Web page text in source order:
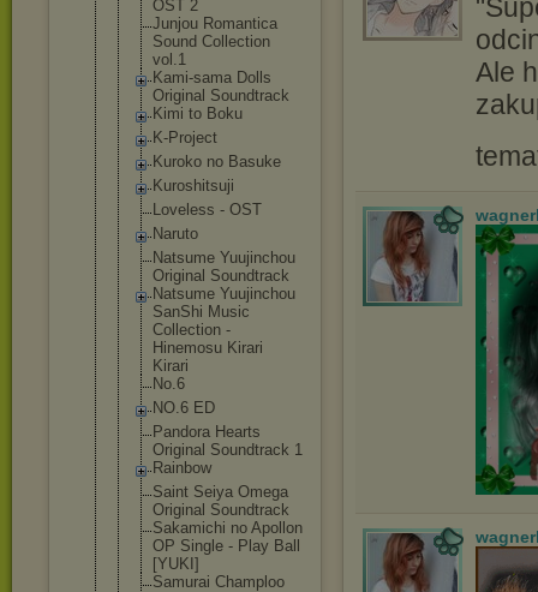
OST 2
Junjou Romantica
Sound Collection
vol.1
Kami-sama Dolls
Original Soundtrack
Kimi to Boku
K-Project
Kuroko no Basuke
Kuroshitsuji
Loveless - OST
Naruto
Natsume Yuujinchou
Original Soundtrack
Natsume Yuujinchou
SanShi Music
Collection -
Hinemosu Kirari
Kirari
No.6
NO.6 ED
Pandora Hearts
Original Soundtrack 1
Rainbow
Saint Seiya Omega
Original Soundtrack
Sakamichi no Apollon
OP Single - Play Ball
[YUKI]
Samurai Champloo
Ale